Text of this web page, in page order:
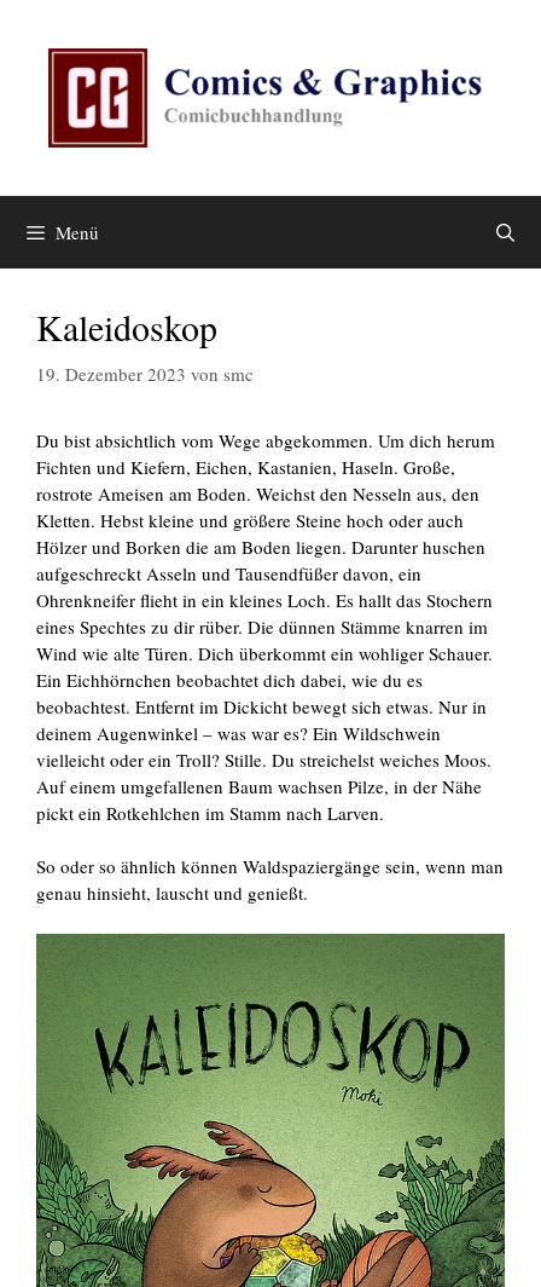
Menü
Kaleidoskop
19. Dezember 2023 von smc
Du bist absichtlich vom Wege abgekommen. Um dich herum
Fichten und Kiefern, Eichen, Kastanien, Haseln. Große,
rostrote Ameisen am Boden. Weichst den Nesseln aus, den
Kletten. Hebst kleine und größere Steine hoch oder auch
Hölzer und Borken die am Boden liegen. Darunter huschen
aufgeschreckt Asseln und Tausendfüßer davon, ein
Ohrenkneifer flieht in ein kleines Loch. Es hallt das Stochern
eines Spechtes zu dir rüber. Die dünnen Stämme knarren im
Wind wie alte Türen. Dich überkommt ein wohliger Schauer.
Ein Eichhörnchen beobachtet dich dabei, wie du es
beobachtest. Entfernt im Dickicht bewegt sich etwas. Nur in
deinem Augenwinkel – was war es? Ein Wildschwein
vielleicht oder ein Troll? Stille. Du streichelst weiches Moos.
Auf einem umgefallenen Baum wachsen Pilze, in der Nähe
pickt ein Rotkehlchen im Stamm nach Larven.
So oder so ähnlich können Waldspaziergänge sein, wenn man
genau hinsieht, lauscht und genießt.